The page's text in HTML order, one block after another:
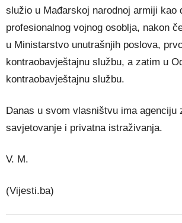
služio u Mađarskoj narodnoj armiji kao
profesionalnog vojnog osoblja, nakon
u Ministarstvo unutrašnjih poslova,
kontraobavještajnu službu, a zatim u
kontraobavještajnu službu.
Danas u svom vlasništvu ima agenciju
savjetovanje i privatna istraživanja.
V. M.
(Vijesti.ba)